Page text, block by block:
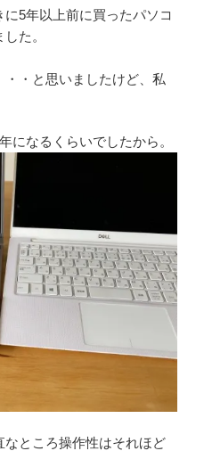
5年以上前に買ったパソコ
た。
・と思いましたけど、私
になるくらいでしたから。
なところ操作性はそれほど